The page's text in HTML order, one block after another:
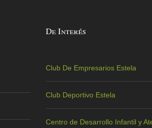
De Interés
Club De Empresarios Estela
Club Deportivo Estela
Centro de Desarrollo Infantil y